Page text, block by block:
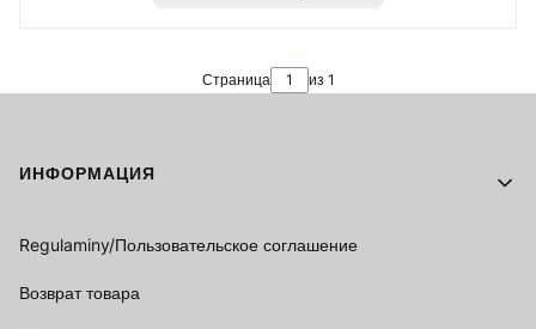
Страница из 1
Footer menu
ИНФОРМАЦИЯ
Regulaminy/Пользовательское соглашение
Возврат товара